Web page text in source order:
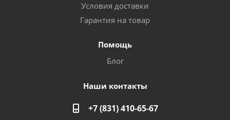
Условия доставки
Гарантия на товар
Помощь
Блог
Наши контакты
+7 (831) 410-65-67